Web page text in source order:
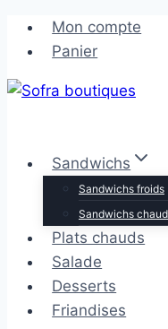
Aller
contenu
Aller
contenu
Mon compte
Panier
Sandwichs
Sandwichs froids
Sandwichs
Plats chauds
Salade
Desserts
Friandises